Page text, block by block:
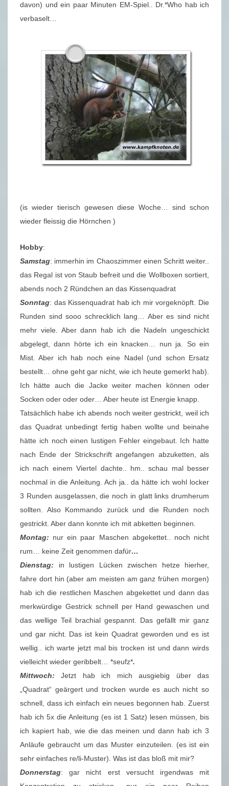
davon) und ein paar Minuten EM-Spiel.. Dr.*Who hab ich
verbaselt…
(is wieder tierisch gewesen diese Woche… sind schon
wieder fleissig die Hörnchen )
Hobby:
Samstag: immerhin im Chaoszimmer einen Schritt weiter..
das Regal ist von Staub befreit und die Wollboxen sortiert,
abends noch 2 Ründchen an das Kissenquadrat
Sonntag: das Kissenquadrat hab ich mir vorgeknöpft. Die
Runden sind sooo schrecklich lang… Aber es sind nicht
mehr viele. Aber dann hab ich die Nadeln ungeschickt
abgelegt, dann hörte ich ein knacken… nun ja. So ein
Mist. Aber ich hab noch eine Nadel (und schon Ersatz
bestellt… ohne geht gar nicht, wie ich heute gemerkt hab).
Ich hätte auch die Jacke weiter machen können oder
Socken oder oder oder… Aber heute ist Energie knapp.
Tatsächlich habe ich abends noch weiter gestrickt, weil ich
das Quadrat unbedingt fertig haben wollte und beinahe
hätte ich noch einen lustigen Fehler eingebaut. Ich hatte
nach Ende der Strickschrift angefangen abzuketten, als
ich nach einem Viertel dachte.. hm.. schau mal besser
nochmal in die Anleitung. Ach ja.. da hätte ich wohl locker
3 Runden ausgelassen, die noch in glatt links drumherum
sollten. Also Kommando zurück und die Runden noch
gestrickt. Aber dann konnte ich mit abketten beginnen.
Montag: nur ein paar Maschen abgekettet.. noch nicht
rum… keine Zeit genommen dafür…
Dienstag: in lustigen Lücken zwischen hetze hierher,
fahre dort hin (aber am meisten am ganz frühen morgen)
hab ich die restlichen Maschen abgekettet und dann das
merkwürdige Gestrick schnell per Hand gewaschen und
das wellige Teil brachial gespannt. Das gefällt mir ganz
und gar nicht. Das ist kein Quadrat geworden und es ist
wellig.. ich warte jetzt mal bis trocken ist und dann wirds
vielleicht wieder geribbelt… *seufz*.
Mittwoch: Jetzt hab ich mich ausgiebig über das
„Quadrat“ geärgert und trocken wurde es auch nicht so
schnell, dass ich einfach ein neues begonnen hab. Zuerst
hab ich 5x die Anleitung (es ist 1 Satz) lesen müssen, bis
ich kapiert hab, wie die das meinen und dann hab ich 3
Anläufe gebraucht um das Muster einzuteilen. (es ist ein
sehr einfaches re/li-Muster). Was ist das bloß mit mir?
Donnerstag: gar nicht erst versucht irgendwas mit